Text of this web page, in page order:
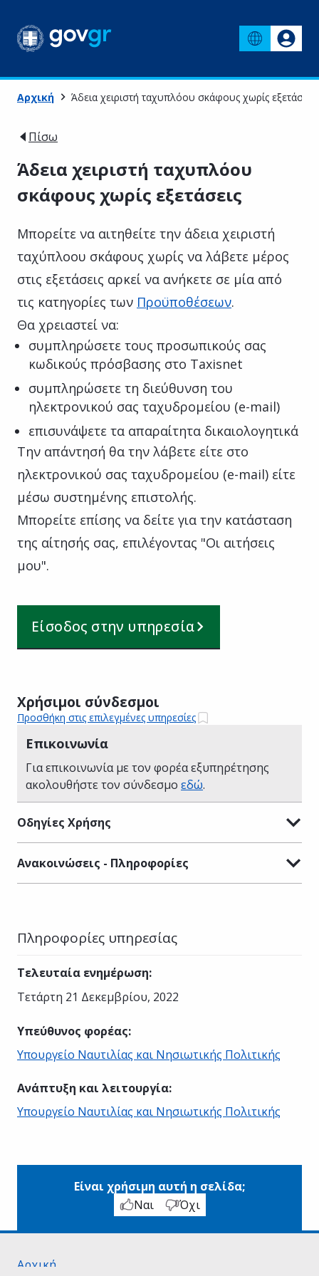
Αρχική Άδεια χειριστή ταχυπλόου σκάφους χωρίς εξετάσεις
Πίσω
Άδεια χειριστή ταχυπλόου
σκάφους χωρίς εξετάσεις
Μπορείτε να αιτηθείτε την άδεια χειριστή
ταχύπλοου σκάφους χωρίς να λάβετε μέρος
στις εξετάσεις αρκεί να ανήκετε σε μία από
τις κατηγορίες των Προϋποθέσεων.
Θα χρειαστεί να:
συμπληρώσετε τους προσωπικούς σας
κωδικούς πρόσβασης στο Taxisnet
συμπληρώσετε τη διεύθυνση του
ηλεκτρονικού σας ταχυδρομείου (e-mail)
επισυνάψετε τα απαραίτητα δικαιολογητικά
Την απάντησή θα την λάβετε είτε στο
ηλεκτρονικού σας ταχυδρομείου (e-mail) είτε
μέσω συστημένης επιστολής.
Μπορείτε επίσης να δείτε για την κατάσταση
της αίτησής σας, επιλέγοντας "Οι αιτήσεις
μου".
Είσοδος στην υπηρεσία
Χρήσιμοι σύνδεσμοι
Προσθήκη στις επιλεγμένες υπηρεσίες
Επικοινωνία
Για επικοινωνία με τον φορέα εξυπηρέτησης
ακολουθήστε τον σύνδεσμο εδώ.
Οδηγίες Χρήσης
Ανακοινώσεις - Πληροφορίες
Πληροφορίες υπηρεσίας
Τελευταία ενημέρωση:
Τετάρτη 21 Δεκεμβρίου, 2022
Υπεύθυνος φορέας:
Υπουργείο Ναυτιλίας και Νησιωτικής Πολιτικής
Ανάπτυξη και λειτουργία:
Υπουργείο Ναυτιλίας και Νησιωτικής Πολιτικής
Είναι χρήσιμη αυτή η σελίδα;
Ναι
Όχι
Αρχική